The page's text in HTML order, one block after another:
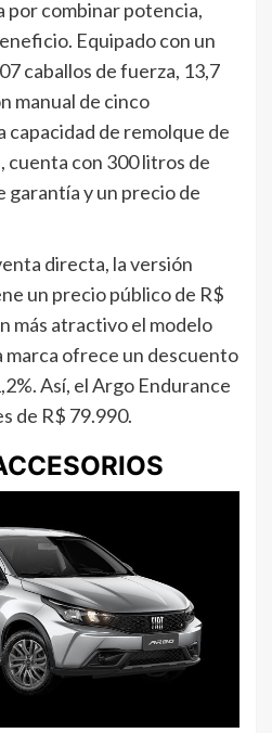
por combinar potencia,
Equipado con un
caballos de fuerza, 13,7
manual de cinco
capacidad de remolque de
cuenta con 300 litros de
garantía y un precio de
directa, la versión
un precio público de R$
más atractivo el modelo
marca ofrece un descuento
Así, el Argo Endurance
de R$ 79.990.